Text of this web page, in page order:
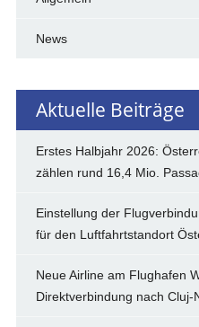
News
Aktuelle Beiträge
Erstes Halbjahr 2026:
zählen rund 16,4 Mio.
Einstellung der
für den Luftfahrtstandort
Neue Airline am Flughafen
Direktverbindung nach Cluj-